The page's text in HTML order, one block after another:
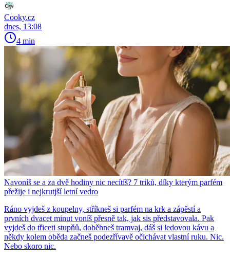
Cooky.cz
dnes, 13:08
4 min
Navoníš se a za dvě hodiny nic necítíš? 7 triků, díky kterým parfém
přežije i nejkrutjší letní vedro
Ráno vyjdeš z koupelny, stříkneš si parfém na krk a zápěstí a
prvních dvacet minut voníš přesně tak, jak sis představovala. Pak
vyjdeš do třiceti stupňů, doběhneš tramvaj, dáš si ledovou kávu a
někdy kolem oběda začneš podezřívavě očichávat vlastní ruku. Nic.
Nebo skoro nic.